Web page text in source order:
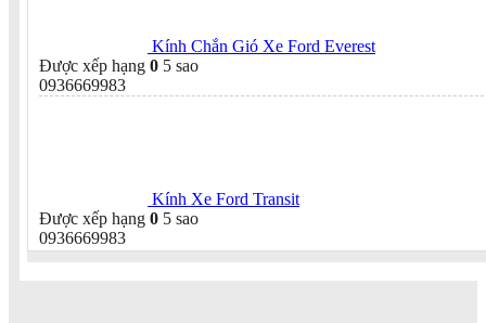
Kính Chắn Gió Xe Ford Everest
Được xếp hạng 0 5 sao
0936669983
Kính Xe Ford Transit
Được xếp hạng 0 5 sao
0936669983